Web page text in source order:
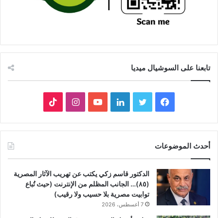
تابعنا على السوشيال ميديا
فيسبوك تويتر لينكدإنيوتيوبانستقرام
أحدث الموضوعات
الدكتور قاسم زكي يكتب عن تهريب الآثار المصرية
(٨٥)… الجانب المظلم من الإنترنت (حيث تُباع
توابيت مصرية بلا حسيب ولا رقيب)
7 أغسطس، 2026